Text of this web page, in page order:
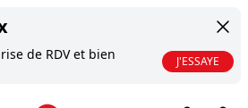
de RDV et bien
J'ESSAYE